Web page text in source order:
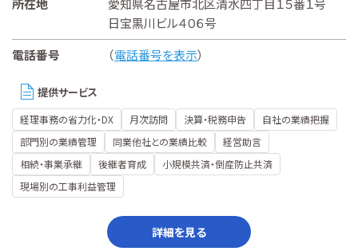
所在地
愛知県名古屋市北区清水四丁目１５番１号
日宝黒川ビル４０６号
電話番号
（電話番号を表示）
提供サービス
経理事務の省力化・DX 月次訪問 決算・税務申告
自社の業績把握
部門別の業績管理
同業他社との業績比較
経営助言
相続・事業承継
後継者育成
小規模共済・倒産防止共済
現場別の工事利益管理
詳細を見る